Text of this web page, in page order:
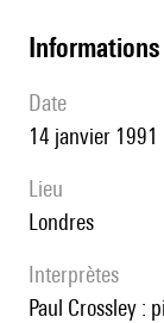
date
14 janvier 1991
lieu
Londres
interprètes
Paul Crossley : piano, Parnassus Ensemble, direction :